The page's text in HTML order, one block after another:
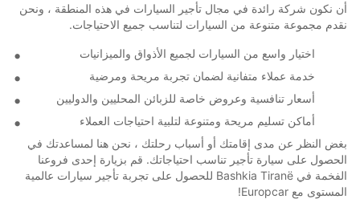
أن نكون شركة رائدة في مجال تأجير السيارات في هذه المنطقة ، ونحن
نقدم مجموعة متنوعة من السيارات لتناسب جميع الاحتياجات.
اختيار واسع من السيارات لجميع الأذواق والميزانيات
خدمة عملاء متفانية لضمان تجربة مريحة ومرضية
أسعار تنافسية وعروض خاصة للزبائن المحليين والدوليين
أماكن تسليم مريحة ومتنوعة لتلبية احتياجات العملاء
بغض النظر عن مدى إقامتك أو أسباب رحلتك ، نحن هنا لمساعدتك في
الحصول على سيارة تأجير تناسب احتياجاتك. قم بزيارة إحدى فروعنا
الفخمة في Bashkia Tiranë للحصول على تجربة تأجير سيارات عالمية
المستوى مع Europcar!